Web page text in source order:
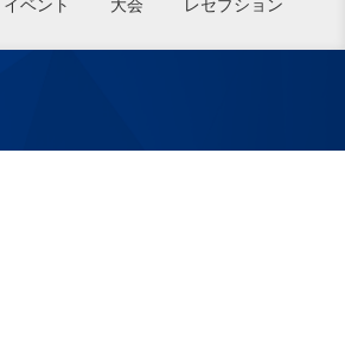
イベント 大会 レセプション